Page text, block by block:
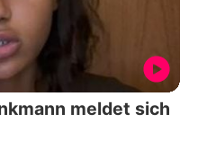
meldet sich